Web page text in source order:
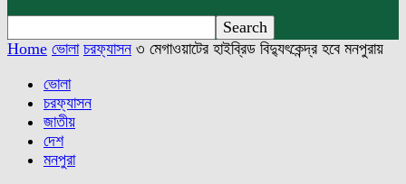
Home ভোলা চরফ্যাসন ৩ মেগাওয়াটের হাইব্রিড বিদ্যুৎকেন্দ্র হবে মনপুরায়
ভোলা
চরফ্যাসন
জাতীয়
দেশ
মনপুরা